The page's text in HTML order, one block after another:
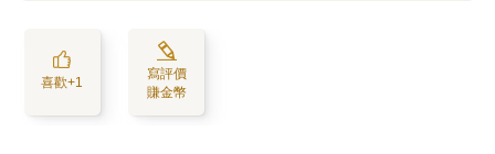
喜歡+1
寫評價
賺金幣